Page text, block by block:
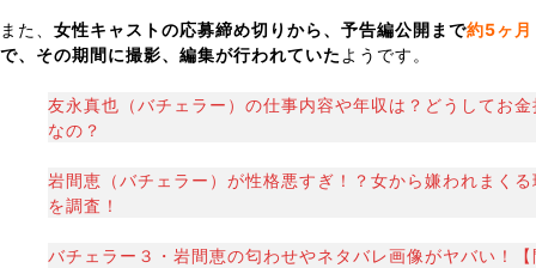
また、 女性キャストの応募締め切りから、予告編公開まで約5ヶ月
で、その期間に撮影、編集が行われていた ようです。
友永真也（バチェラー）の仕事内容や年収は？どうしてお
なの？
岩間恵（バチェラー）が性格悪すぎ！？女から嫌われまく
を調査！
バチェラー３・岩間恵の匂わせやネタバレ画像がヤバい！